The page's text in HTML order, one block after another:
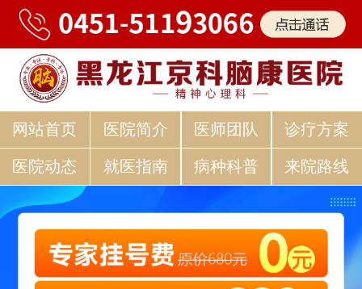
网站首页 医院简介 医师团队 诊疗方案
医院动态 就医指南 病种科普 来院路线